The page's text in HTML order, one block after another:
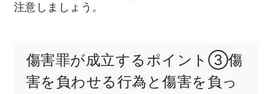
注意しましょう。
傷害罪が成立するポイント③傷
害を負わせる行為と傷害を負っ